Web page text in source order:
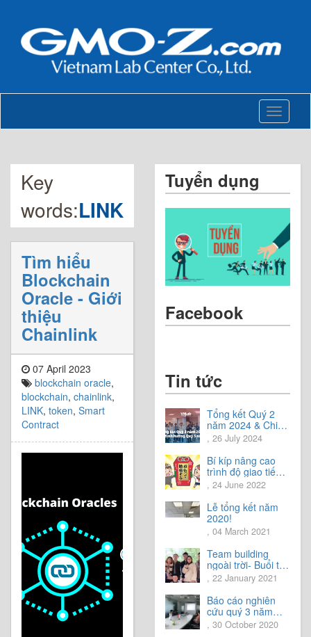
Toggle
Key
words:LINK
Tìm hiểu
Blockchain
Oracle - Giới
thiệu
Chainlink
07 April 2023
blockchain oracle,
blockchain, chainlink,
LINK, token, Smart
Contract
Tuyển dụng
Facebook
Tin tức
Tổng kết Quý 2
năm 2024 & Chia
sẻ định hướng
Quý 3 năm 2024
, 26 July 2024
Bí kíp nâng cao
trình độ giao tiếp
tiếng Nhật.
, 24 June 2022
Lễ tổng kết năm
2020!
, 04 March 2021
Team building
ngoài trời- Buổi trải
nghiệm tuyệt vời.
, 22 January 2021
Báo cáo nghiên
cứu quý 3 năm
2020
, 30 October 2020